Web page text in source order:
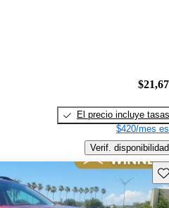
El precio incluye tasas
$420/mes
Verif. disponibilidad